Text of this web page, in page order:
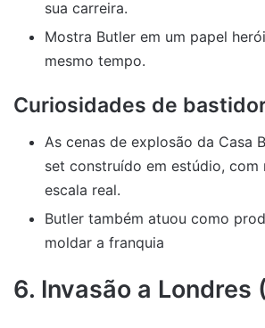
sua carreira.
Mostra Butler em um papel
mesmo tempo.
Curiosidades de
As cenas de explosão da Casa
set construído em estúdio, com
escala real.
Butler também atuou como
moldar a franquia
6. Invasão a Londres